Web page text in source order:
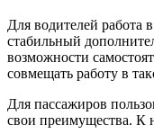
Для водителей работа
стабильный
возможности
совмещать работу в
Для пассажиров
свои преимущества. К